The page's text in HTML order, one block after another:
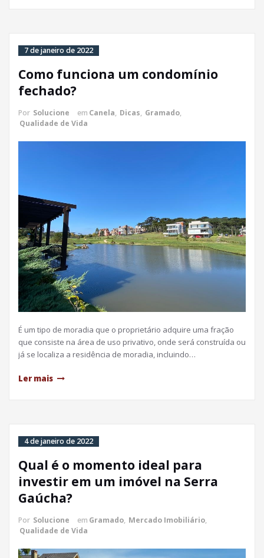
7 de janeiro de 2022
Como funciona um condomínio
fechado?
Por Solucione em Canela, Dicas, Gramado,
Qualidade de Vida
É um tipo de moradia que o proprietário adquire uma fração
que consiste na área de uso privativo, onde será construída ou
já se localiza a residência de moradia, incluindo…
Ler mais
4 de janeiro de 2022
Qual é o momento ideal para
investir em um imóvel na Serra
Gaúcha?
Por Solucione em Gramado, Mercado Imobiliário,
Qualidade de Vida